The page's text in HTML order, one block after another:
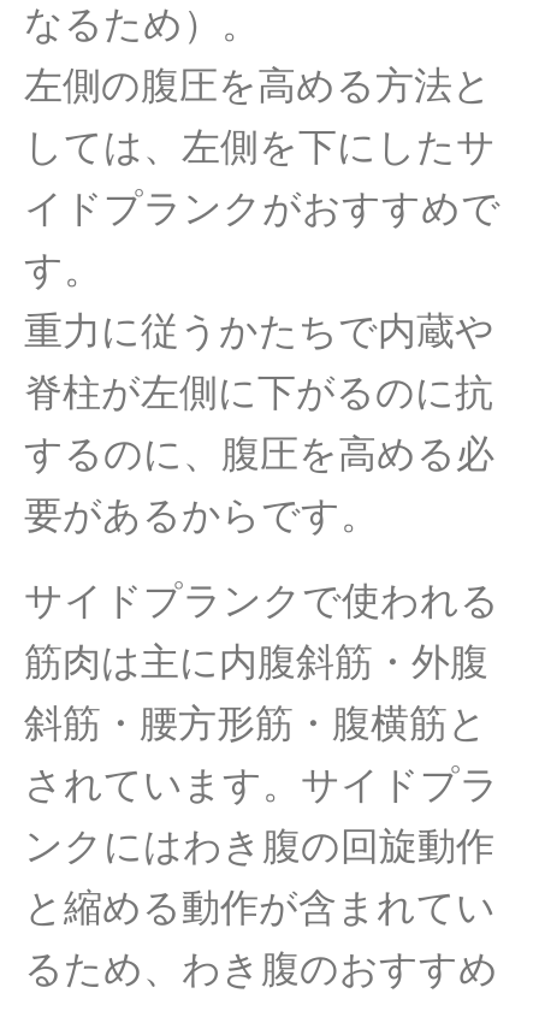
なるため）。
左側の腹圧を高める方法と
しては、左側を下にしたサ
イドプランクがおすすめで
す。
重力に従うかたちで内蔵や
脊柱が左側に下がるのに抗
するのに、腹圧を高める必
要があるからです。
サイドプランクで使われる
筋肉は主に内腹斜筋・外腹
斜筋・腰方形筋・腹横筋と
されています。サイドプラ
ンクにはわき腹の回旋動作
と縮める動作が含まれてい
るため、わき腹のおすすめ